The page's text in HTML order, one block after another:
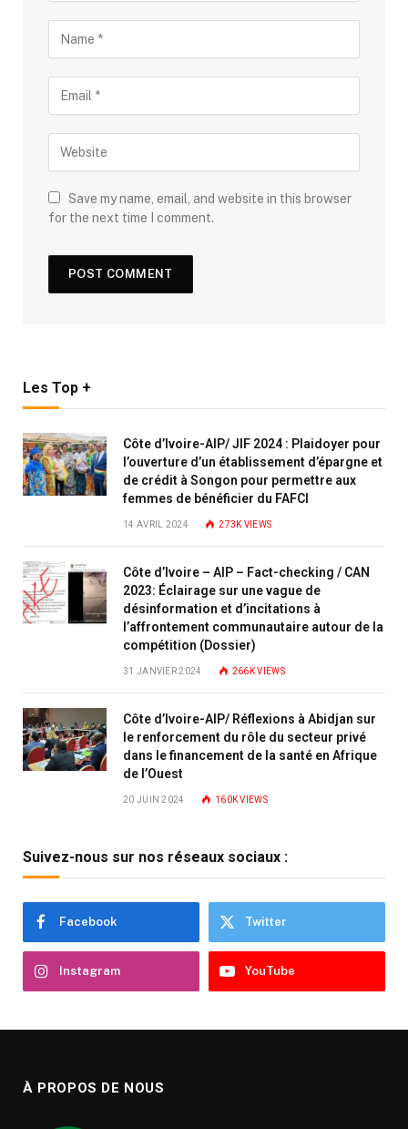
Save my name, email, and website in this browser
for the next time I comment.
Les Top +
Côte d’Ivoire-AIP/ JIF 2024 : Plaidoyer pour
l’ouverture d’un établissement d’épargne et
de crédit à Songon pour permettre aux
femmes de bénéficier du FAFCI
14 AVRIL 2024 273KVIEWS
Côte d’Ivoire – AIP – Fact-checking / CAN
2023: Éclairage sur une vague de
désinformation et d’incitations à
l’affrontement communautaire autour de la
compétition (Dossier)
31 JANVIER 2024 266KVIEWS
Côte d’Ivoire-AIP/ Réflexions à Abidjan sur
le renforcement du rôle du secteur privé
dans le financement de la santé en Afrique
de l’Ouest
20 JUIN 2024 160KVIEWS
Suivez-nous sur nos réseaux sociaux :
Facebook Twitter
Instagram YouTube
À PROPOS DE NOUS